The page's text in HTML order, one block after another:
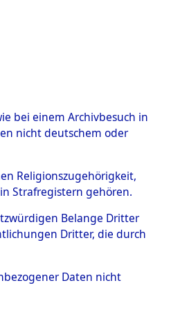
(84609619)
bei einem Archivbesuch in
nicht deutschem oder
Religionszugehörigkeit,
Strafregistern gehören.
Belange Dritter
Dritter, die durch
Daten nicht